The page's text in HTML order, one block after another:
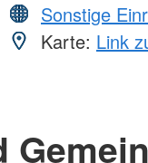
Sonstige
Karte: Link